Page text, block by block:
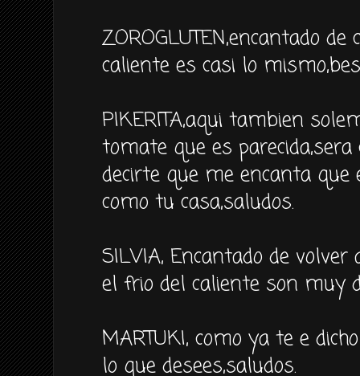
ZOROGLUTEN,encantado
caliente es casi lo
PIKERITA,aqui tambien
tomate que es
decirte que me encanta que
como tu casa,saludos.
SILVIA, Encantado de
el frio del caliente son muy
MARTUKI, como ya te e
lo que desees,saludos.